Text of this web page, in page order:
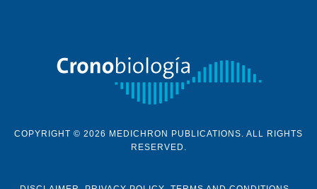
COPYRIGHT © 2026 MEDICHRON PUBLICATIONS. ALL RIGHTS
RESERVED.